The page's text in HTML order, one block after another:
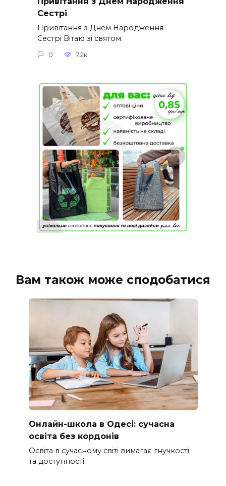
Сестрі
Привітання з Днем Народження
Сестрі Вітаю зі святом
0 7.2к.
Вам також може сподобатися
Онлайн-школа в Одесі: сучасна
освіта без кордонів
Освіта в сучасному світі вимагає гнучкості
та доступності.